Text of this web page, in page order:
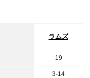
ラムズ
19
3-14